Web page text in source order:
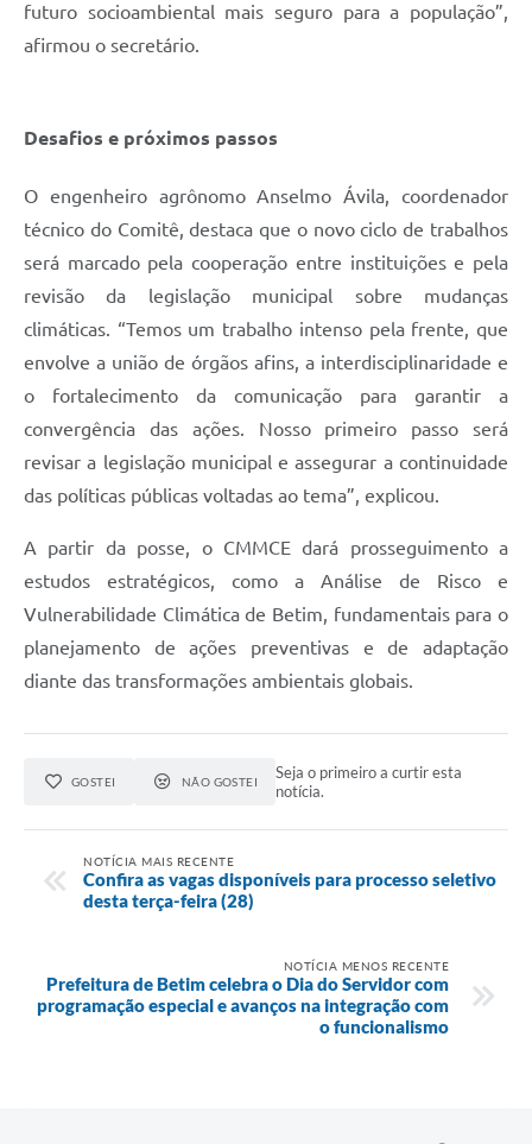
futuro socioambiental mais seguro para a população”,
afirmou o secretário.
Desafios e próximos passos
O engenheiro agrônomo Anselmo Ávila, coordenador
técnico do Comitê, destaca que o novo ciclo de trabalhos
será marcado pela cooperação entre instituições e pela
revisão da legislação municipal sobre mudanças
climáticas. “Temos um trabalho intenso pela frente, que
envolve a união de órgãos afins, a interdisciplinaridade e
o fortalecimento da comunicação para garantir a
convergência das ações. Nosso primeiro passo será
revisar a legislação municipal e assegurar a continuidade
das políticas públicas voltadas ao tema”, explicou.
A partir da posse, o CMMCE dará prosseguimento a
estudos estratégicos, como a Análise de Risco e
Vulnerabilidade Climática de Betim, fundamentais para o
planejamento de ações preventivas e de adaptação
diante das transformações ambientais globais.
GOSTEI NÃO GOSTEI
Seja o primeiro a curtir esta
notícia.
NOTÍCIA MAIS RECENTE
Confira as vagas disponíveis para processo seletivo
desta terça-feira (28)
NOTÍCIA MENOS RECENTE
Prefeitura de Betim celebra o Dia do Servidor com
programação especial e avanços na integração com
o funcionalismo